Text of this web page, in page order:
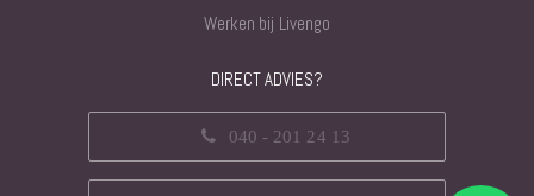
Werken bij Livengo
DIRECT ADVIES?
040 - 201 24 13